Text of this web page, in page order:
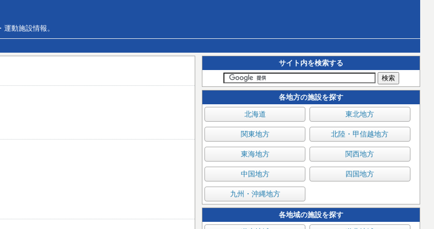
動施設情報。
サイト内を検索する
各地方の施設を探す
北海道 東北地方
関東地方 北陸・甲信越地方
東海地方 関西地方
中国地方 四国地方
九州・沖縄地方
各地域の施設を探す